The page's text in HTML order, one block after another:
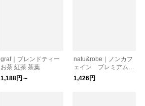
graf｜ブレンドティー
お茶 紅茶 茶葉
1,188円～
natu&robe｜ノンカフ
ェイン プレミアムオ
ーガニックルイボステ
ィー カップ用１０個
1,426円